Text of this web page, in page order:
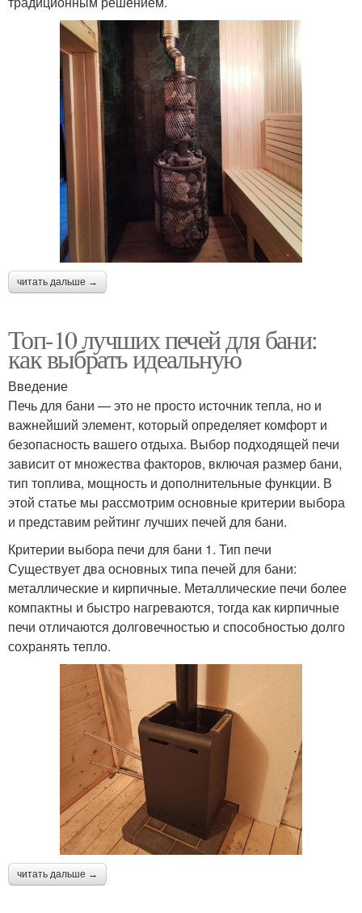
читать дальше →
Топ-10 лучших печей для бани:
как выбрать идеальную
Введение
Печь для бани — это не просто источник тепла, но и
важнейший элемент, который определяет комфорт и
безопасность вашего отдыха. Выбор подходящей печи
зависит от множества факторов, включая размер бани,
тип топлива, мощность и дополнительные функции. В
этой статье мы рассмотрим основные критерии выбора
и представим рейтинг лучших печей для бани.
Критерии выбора печи для бани 1. Тип печи
Существует два основных типа печей для бани:
металлические и кирпичные. Металлические печи более
компактны и быстро нагреваются, тогда как кирпичные
печи отличаются долговечностью и способностью долго
сохранять тепло.
читать дальше →